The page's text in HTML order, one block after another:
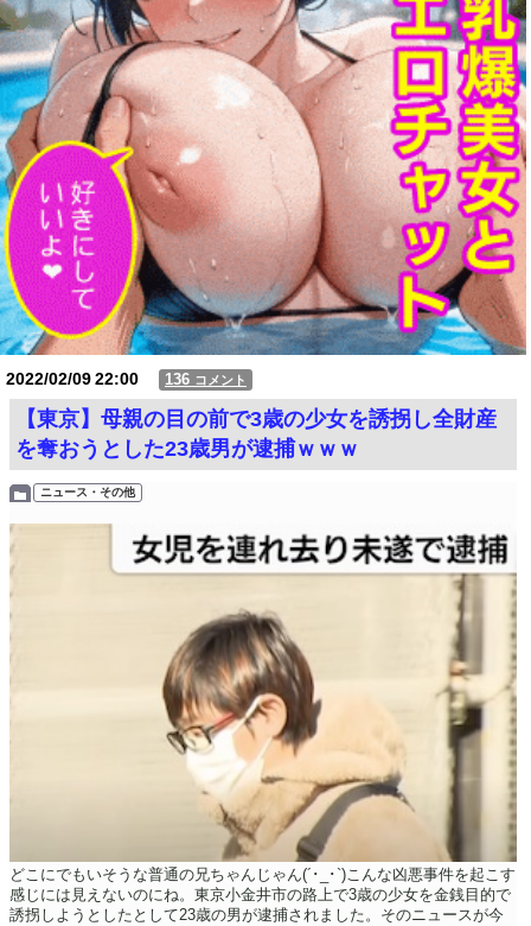
2022/02/0922:00 136 コメント
【東京】母親の目の前で3歳の少女を誘拐し全財産
を奪おうとした23歳男が逮捕ｗｗｗ
ニュース・その他
どこにでもいそうな普通の兄ちゃんじゃん(´･_･`)こんな凶悪事件を起こす
感じには見えないのにね。東京小金井市の路上で3歳の少女を金銭目的で
誘拐しようとしたとして23歳の男が逮捕されました。そのニュースが今